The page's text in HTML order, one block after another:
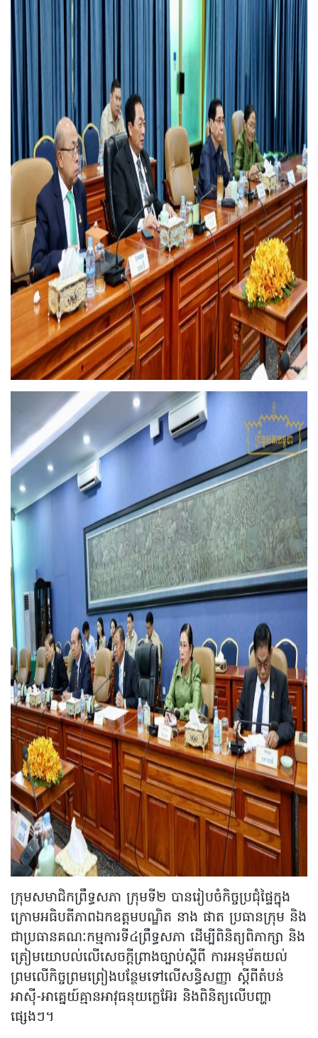
ក្រុមសមាជិកព្រឹទ្ធសភា ក្រុមទី២ បានរៀបចំកិច្ចប្រជុំផ្ទៃក្នុង
ក្រោមអធិបតីភាពឯកឧត្តមបណ្ឌិត នាង ផាត ប្រធានក្រុម និង
ជាប្រធានគណៈកម្មការទី៤ព្រឹទ្ធសភា ដើម្បីពិនិត្យពិភាក្សា និង
ត្រៀមយោបល់លើសេចក្តីព្រាងច្បាប់ស្តីពី ការអនុម័តយល់
ព្រមលើកិច្ចព្រមព្រៀងបន្ថែមទៅលើសន្ធិសញ្ញា ស្តីពីតំបន់
អាស៊ី-អាគ្នេយ៍គ្មានអាវុធនុយក្លេអ៊ែរ និងពិនិត្យលើបញ្ហា
ផ្សេងៗ។